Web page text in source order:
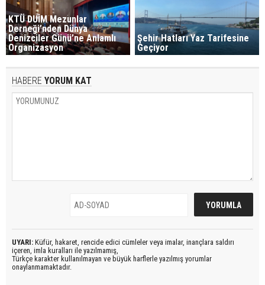
KTÜ DUİM Mezunlar
Derneği’nden Dünya
Denizciler Günü’ne Anlamlı
Organizasyon
Şehir Hatları Yaz Tarifesine
Geçiyor
HABERE YORUM KAT
UYARI: Küfür, hakaret, rencide edici cümleler veya imalar, inançlara saldırı
içeren, imla kuralları ile yazılmamış,
Türkçe karakter kullanılmayan ve büyük harflerle yazılmış yorumlar
onaylanmamaktadır.